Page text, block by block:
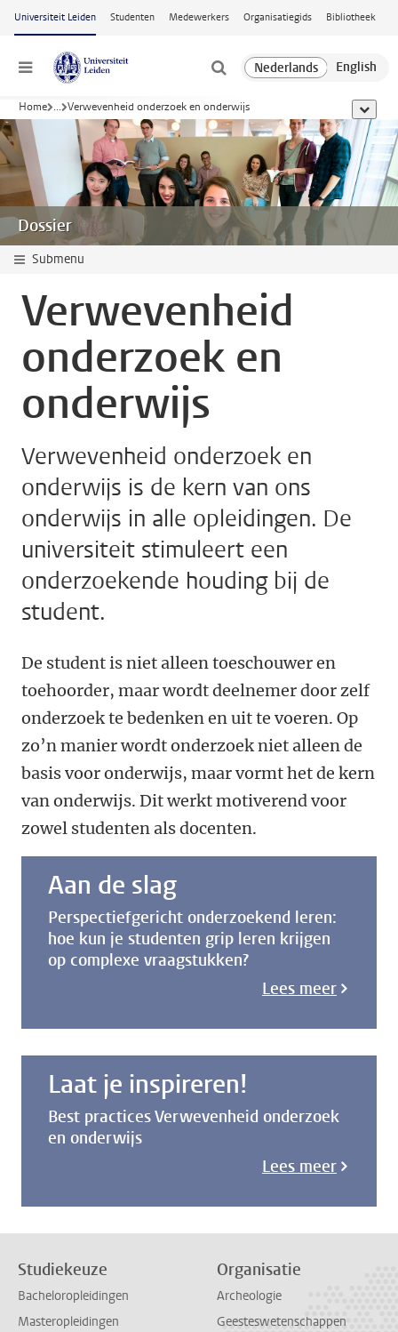
Ga naar hoofdinhoud
Universiteit Leiden Studenten Medewerkers Organisatiegids Bibliotheek
Menu
Home ... Verwevenheid onderzoek en onderwijs toon
Dossier
Submenu
Verwevenheid
onderzoek en
onderwijs
Verwevenheid onderzoek en
onderwijs is de kern van ons
onderwijs in alle opleidingen. De
universiteit stimuleert een
onderzoekende houding bij de
student.
De student is niet alleen toeschouwer en
toehoorder, maar wordt deelnemer door zelf
onderzoek te bedenken en uit te voeren. Op
zo’n manier wordt onderzoek niet alleen de
basis voor onderwijs, maar vormt het de kern
van onderwijs. Dit werkt motiverend voor
zowel studenten als docenten.
Aan de slag
Perspectiefgericht onderzoekend leren:
hoe kun je studenten grip leren krijgen
op complexe vraagstukken?
Lees meer
Laat je inspireren!
Best practices Verwevenheid onderzoek
en onderwijs
Lees meer
Studiekeuze
Bacheloropleidingen
Masteropleidingen
Organisatie
Archeologie
Geesteswetenschappen